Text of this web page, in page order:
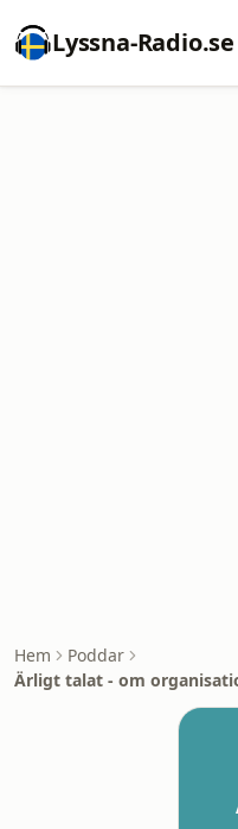
Lyssna-Radio.se
Hem
Poddar
Ärligt talat - om